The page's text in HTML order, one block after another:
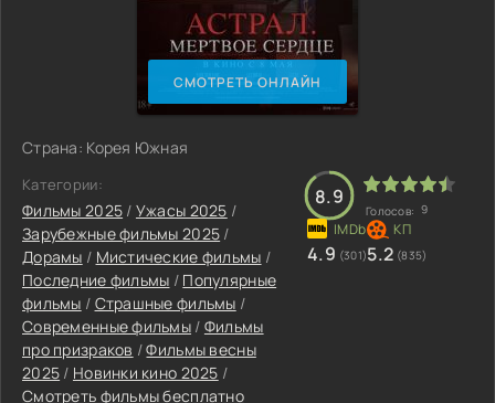
СМОТРЕТЬ ОНЛАЙН
Страна: Корея Южная
Категории:
Фильмы 2025 / Ужасы 2025 /
Зарубежные фильмы 2025 /
Дорамы / Мистические фильмы /
Последние фильмы / Популярные
фильмы / Страшные фильмы /
Современные фильмы / Фильмы
про призраков /Фильмы весны
2025 / Новинки кино 2025 /
Смотреть фильмы бесплатно
8.9
Голосов: 9
4.9 (301)5.2 (835)